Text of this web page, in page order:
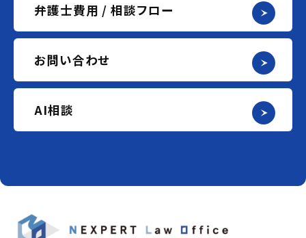
弁護士費用 / 相談フロー
お問い合わせ
AI相談